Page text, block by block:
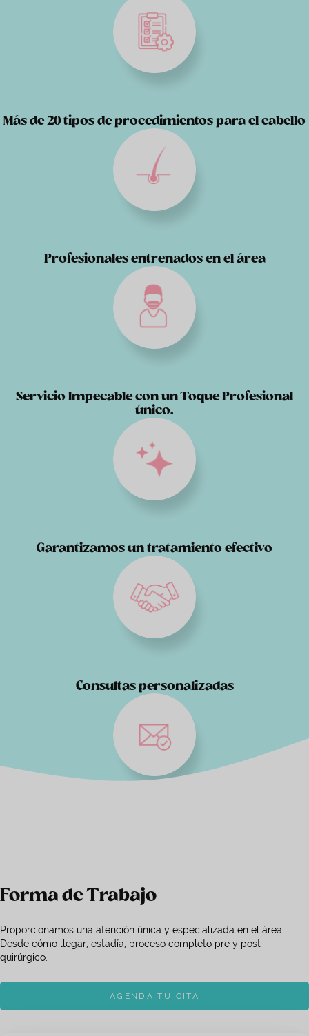
Más de 20 tipos de procedimientos para el cabello
Profesionales entrenados en el área
Servicio Impecable con un Toque Profesional
único.
Garantizamos un tratamiento efectivo
Consultas personalizadas
Forma de Trabajo
Proporcionamos una atención única y especializada en el área.
Desde cómo llegar, estadía, proceso completo pre y post
quirúrgico.
AGENDA TU CITA